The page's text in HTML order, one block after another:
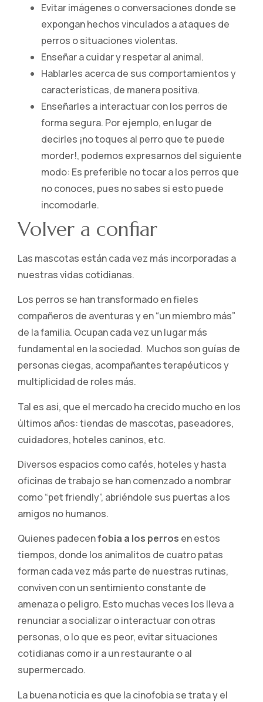
Evitar imágenes o conversaciones donde se
expongan hechos vinculados a ataques de
perros o situaciones violentas.
Enseñar a cuidar y respetar al animal.
Hablarles acerca de sus comportamientos y
características, de manera positiva.
Enseñarles a interactuar con los perros de
forma segura. Por ejemplo, en lugar de
decirles ¡no toques al perro que te puede
morder!, podemos expresarnos del siguiente
modo: Es preferible no tocar a los perros que
no conoces, pues no sabes si esto puede
incomodarle.
Volver a confiar
Las mascotas están cada vez más incorporadas a
nuestras vidas cotidianas.
Los perros se han transformado en fieles
compañeros de aventuras y en “un miembro más”
de la familia. Ocupan cada vez un lugar más
fundamental en la sociedad. Muchos son guías de
personas ciegas, acompañantes terapéuticos y
multiplicidad de roles más.
Tal es así, que el mercado ha crecido mucho en los
últimos años: tiendas de mascotas, paseadores,
cuidadores, hoteles caninos, etc.
Diversos espacios como cafés, hoteles y hasta
oficinas de trabajo se han comenzado a nombrar
como “pet friendly”, abriéndole sus puertas a los
amigos no humanos.
Quienes padecenfobia a los perros en estos
tiempos, donde los animalitos de cuatro patas
forman cada vez más parte de nuestras rutinas,
conviven con un sentimiento constante de
amenaza o peligro. Esto muchas veces los lleva a
renunciar a socializar o interactuar con otras
personas, o lo que es peor, evitar situaciones
cotidianas como ir a un restaurante o al
supermercado.
La buena noticia es que la cinofobia se trata y el